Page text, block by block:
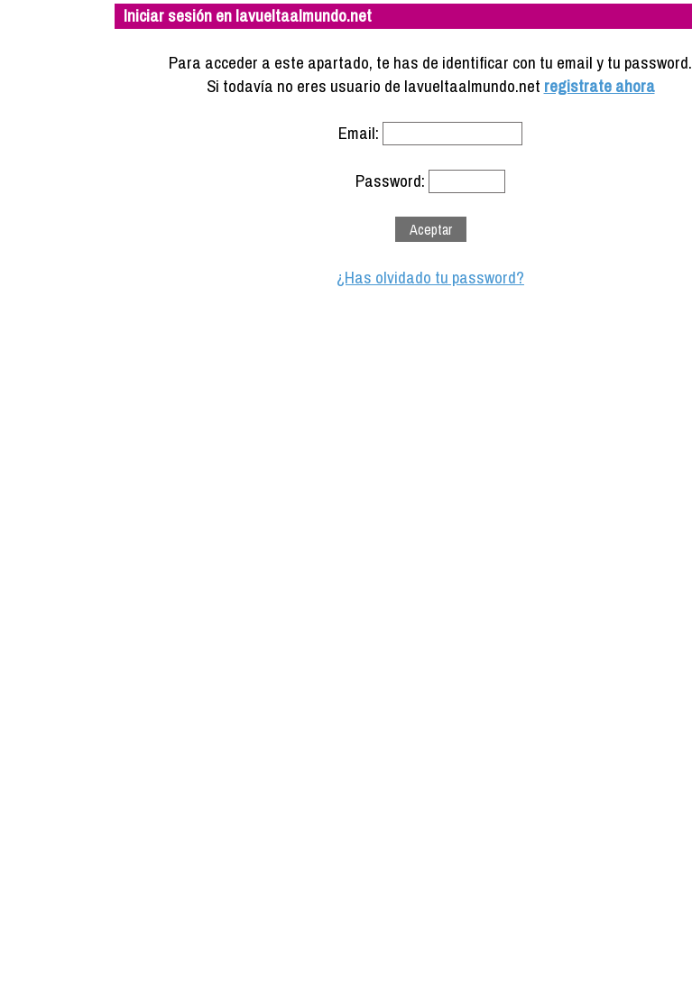
Iniciar sesión en lavueltaalmundo.net
Para acceder a este apartado, te has de identificar con tu email y tu password.
Si todavía no eres usuario de lavueltaalmundo.net registrate ahora
Email:
Password:
¿Has olvidado tu password?